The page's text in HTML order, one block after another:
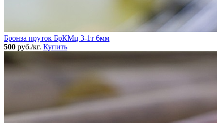
Бронза пруток БрКМц 3-1т 6мм
500 руб./кг. Купить